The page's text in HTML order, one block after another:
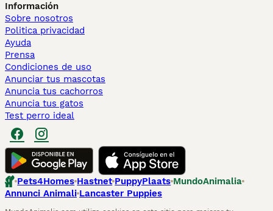
Información
Sobre nosotros
Politica privacidad
Ayuda
Prensa
Condiciones de uso
Anunciar tus mascotas
Anuncia tus cachorros
Anuncia tus gatos
Test perro ideal
Pets4Homes Hastnet PuppyPlaats MundoAnimalia
Annunci Animali Lancaster Puppies